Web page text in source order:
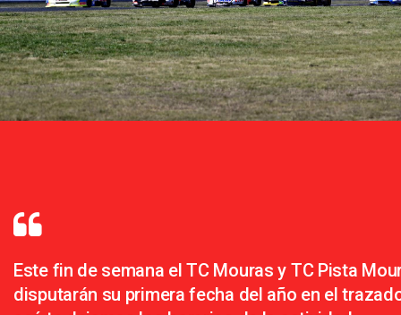
Este fin de semana el TC Mouras y TC Pista
disputarán su primera fecha del año en el